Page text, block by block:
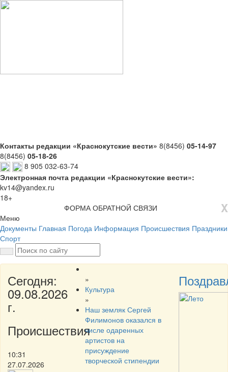
Контакты редакции «Краснокутские вести» 8(8456) 05-14-97
8(8456) 05-18-26
8 905 032-63-74
Электронная почта редакции «Краснокутские вести»:
kv14@yandex.ru
18+
X
ФОРМА ОБРАТНОЙ СВЯЗИ
Меню
Документы Главная Погода Информация Происшествия Праздники
Спорт
Сегодня:
09.08.2026
г.
Происшествия
10:31
27.07.2026
»
Культура
»
Наш земляк Сергей
Филимонов оказался в
числе одаренных
артистов на
присуждение
творческой стипендии